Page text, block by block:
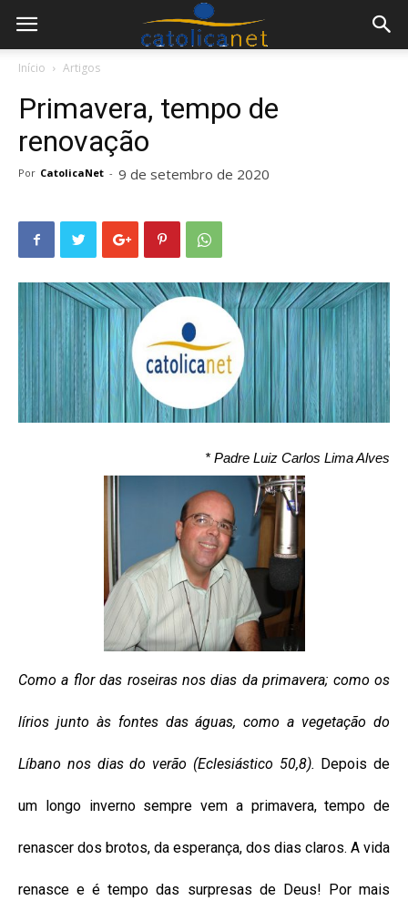
Início Artigos
Primavera, tempo de
renovação
Por CatolicaNet - 9 de setembro de 2020
* Padre Luiz Carlos Lima Alves
Como a flor das roseiras nos dias da primavera; como os
lírios junto às fontes das águas, como a vegetação do
Líbano nos dias do verão (Eclesiástico 50,8). Depois de
um longo inverno sempre vem a primavera, tempo de
renascer dos brotos, da esperança, dos dias claros. A vida
renasce e é tempo das surpresas de Deus! Por mais